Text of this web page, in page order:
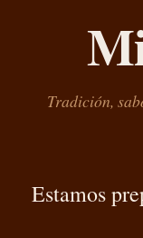
Tradición,
Estamos